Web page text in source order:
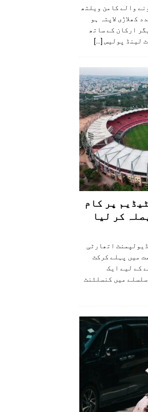
ہونے والے کامن ویلتھ
کھلاڑی لاپتہ ہو
ارکان کے ساتھ
لینڈ پولیس [...]
پر کام
کر لیا
ڈیولپمنٹ اتھارٹی
میں پہلے کرکٹ
کے لیے ایک
سلسلے میں کنسلٹنٹ